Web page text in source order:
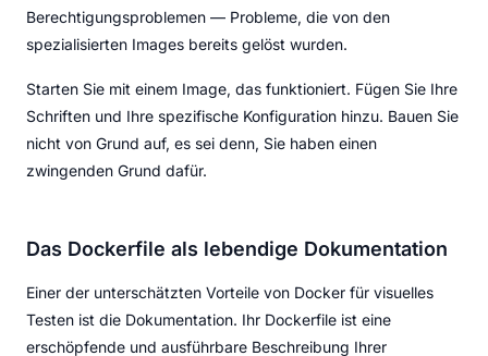
Berechtigungsproblemen — Probleme, die von den
spezialisierten Images bereits gelöst wurden.
Starten Sie mit einem Image, das funktioniert. Fügen Sie Ihre
Schriften und Ihre spezifische Konfiguration hinzu. Bauen Sie
nicht von Grund auf, es sei denn, Sie haben einen
zwingenden Grund dafür.
Das Dockerfile als lebendige Dokumentation
Einer der unterschätzten Vorteile von Docker für visuelles
Testen ist die Dokumentation. Ihr Dockerfile ist eine
erschöpfende und ausführbare Beschreibung Ihrer